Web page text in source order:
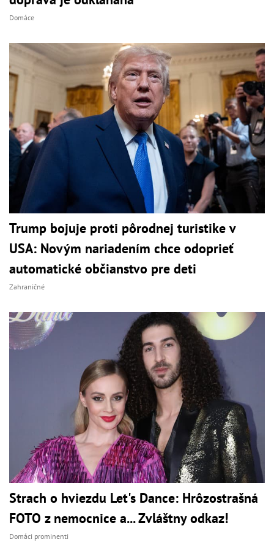
Domáce
Trump bojuje proti pôrodnej turistike v
USA: Novým nariadením chce odoprieť
automatické občianstvo pre deti
Zahraničné
Strach o hviezdu Let's Dance: Hrôzostrašná
FOTO z nemocnice a... Zvláštny odkaz!
Domáci prominenti